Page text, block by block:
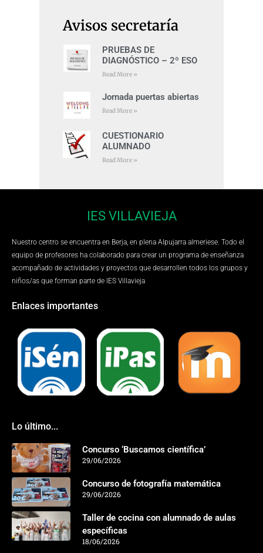
Avisos secretaría
PRUEBAS DE
DIAGNÓSTICO – 2º ESO
Read More »
Jornada puertas abiertas
Read More »
CUESTIONARIO
ALUMNADO
Read More »
IES VILLAVIEJA
Nuestro centro se encuentra en Berja, en plena Alpujarra almeriese. Todo el
equipo de profesores ha colaborado para crear un programa de enseñanza
acompañado de actividades y proyectos que desarrollen todos los grupos y
niños/as que forman parte de IES Villavieja
Enlaces importantes
Lo último...
Concurso ‘Buscamos científica’
29/06/2026
Concurso de fotografía matemática
29/06/2026
Taller de cocina con alumnado de aulas
específicas
18/06/2026